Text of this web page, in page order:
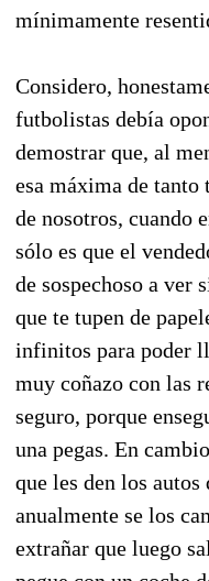
mínimamente
Considero,
futbolistas debía
demostrar que, al
esa máxima de tanto
de nosotros, cuando
sólo es que el
de sospechoso a ver
que te tupen de
infinitos para poder
muy coñazo con las
seguro, porque
una pegas. En
que les den los autos
anualmente se los
extrañar que luego